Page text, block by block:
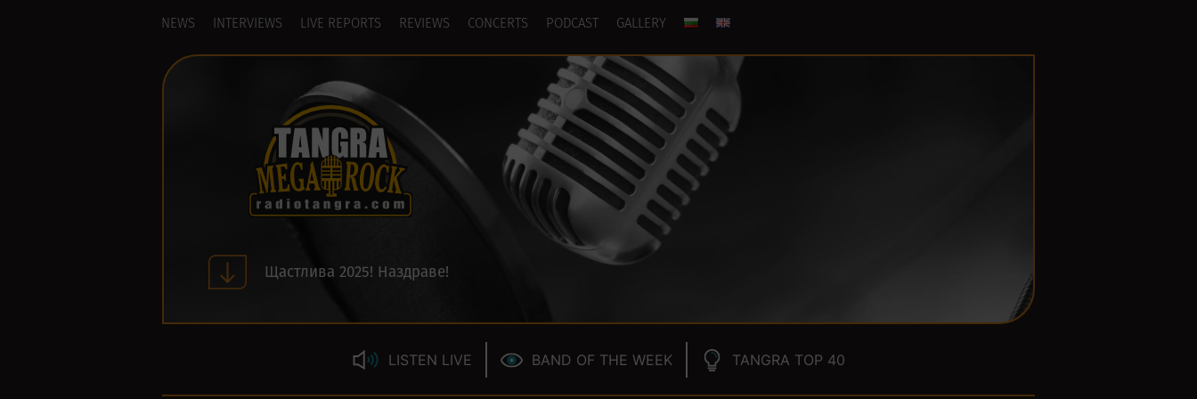
NEWS INTERVIEWS LIVE REPORTS REVIEWS CONCERTS PODCAST GALLERY
Щастлива 2025! Наздраве!
LISTEN LIVE BAND OF THE WEEK TANGRA TOP 40